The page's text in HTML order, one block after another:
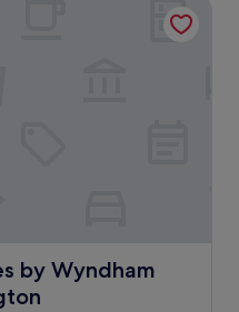
by Wyndham
MSP Airport